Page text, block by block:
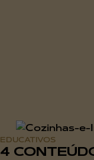
EDUCATIVOS
4